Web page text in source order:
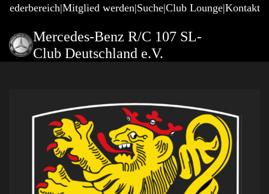
Mitglied werden Suche Club Lounge Kontakt
Mercedes-Benz R/C 107 SL-
Club Deutschland e.V.